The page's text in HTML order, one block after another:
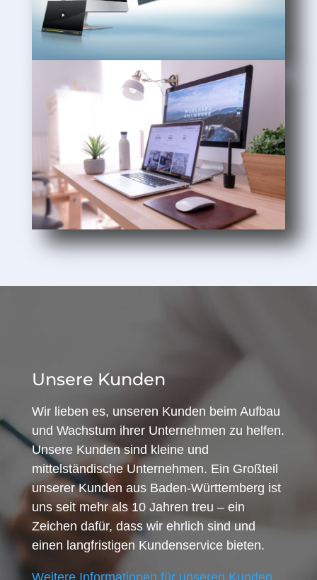
Unsere Kunden
Wir lieben es, unseren Kunden beim Aufbau
und Wachstum ihrer Unternehmen zu helfen.
Unsere Kunden sind kleine und
mittelständische Unternehmen. Ein Großteil
unserer Kunden aus Baden-Württemberg ist
uns seit mehr als 10 Jahren treu – ein
Zeichen dafür, dass wir ehrlich sind und
einen langfristigen Kundenservice bieten.
Weitere Informationen für unseren Kunden